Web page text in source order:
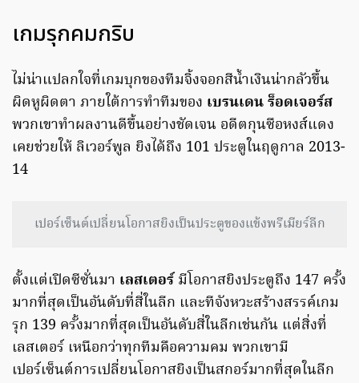
เกมรุกคมกริบ
ไม่น่าแปลกใจที่เกมบุกของทีมจิ้งจอกสีน้ำเงินน่ากลัวขึ้น
ผิดหูผิดตา ภายใต้การทำทีมของ เบรนเดน ร็อดเจอร์ส
พวกเขาทำผลงานดีขึ้นอย่างชัดเจน อดีตกุนซือหงส์แดง
เคยช่วยให้ ลิเวอร์พูล ยิงได้ถึง 101 ประตูในฤดูกาล 2013-
14
เปอร์เซ็นต์เปลี่ยนโอกาสยิงเป็นประตูของแข้งพรีเมียร์ลีก
ตั้งแต่เปิดซีซั่นมา เลสเตอร์มีโอกาสยิงประตูถึง 147 ครั้ง
มากที่สุดเป็นอันดับที่สี่ในลีก และทีจังหวะสร้างสรรค์เกม
รุก 139 ครั้งมากที่สุดเป็นอันดับสี่ในลีกเช่นกัน แต่สิ่งที่
เลสเตอร์ เหนือกว่าทุกทีมคือความคม พวกเขามี
เปอร์เซ็นต์การเปลี่ยนโอกาสยิงเป็นสกอร์มากที่สุดในลีก